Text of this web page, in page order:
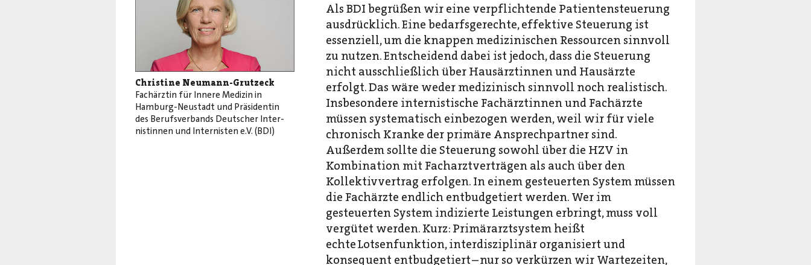
Christine Neumann-Grutzeck
Fachärztin für Innere Medizin in
Hamburg-Neustadt und Präsidentin
des Berufsverbands Deutscher Inter-
nistinnen und Internisten e.V. (BDI)
Als BDI begrüßen wir eine verpflichtende Patientensteuerung
ausdrücklich. Eine bedarfsgerechte, effektive Steuerung ist
essenziell, um die knappen medizinischen Ressourcen sinnvoll
zu nutzen. Entscheidend dabei ist jedoch, dass die Steuerung
nicht ausschließlich über Hausärztinnen und Hausärzte
erfolgt. Das wäre weder medizinisch sinnvoll noch realistisch.
Insbesondere internistische Fachärztinnen und Fachärzte
müssen systematisch einbezogen werden, weil wir für viele
chronisch Kranke der primäre Ansprechpartner sind.
Außerdem sollte die Steuerung sowohl über die HZV in
Kombination mit Facharztverträgen als auch über den
Kollektivvertrag erfolgen. In einem gesteuerten System müssen
die Fachärzte endlich entbudgetiert werden. Wer im
gesteuerten System indizierte Leistungen erbringt, muss voll
vergütet werden. Kurz: Primärarztsystem heißt
echte Lotsenfunktion, interdisziplinär organisiert und
konsequent entbudgetiert – nur so verkürzen wir Wartezeiten,